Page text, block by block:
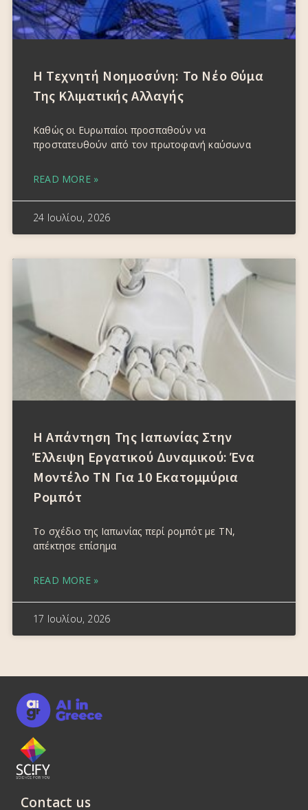
Η Τεχνητή Νοημοσύνη: Το Νέο Θύμα
Της Κλιματικής Αλλαγής
Καθώς οι Ευρωπαίοι προσπαθούν να
προστατευθούν από τον πρωτοφανή καύσωνα
READ MORE »
24 Ιουλίου, 2026
Η Απάντηση Της Ιαπωνίας Στην
Έλλειψη Εργατικού Δυναμικού: Ένα
Μοντέλο ΤΝ Για 10 Εκατομμύρια
Ρομπότ
Το σχέδιο της Ιαπωνίας περί ρομπότ με ΤΝ,
απέκτησε επίσημα
READ MORE »
17 Ιουλίου, 2026
Contact us